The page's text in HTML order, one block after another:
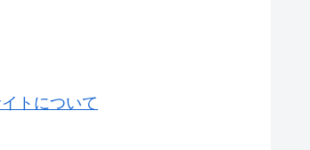
トについて